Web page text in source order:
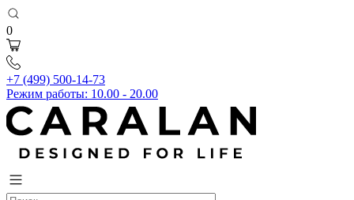
0
+7 (499) 500-14-73
Режим работы: 10.00 - 20.00